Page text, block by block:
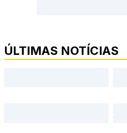
ÚLTIMAS NOTÍCIAS